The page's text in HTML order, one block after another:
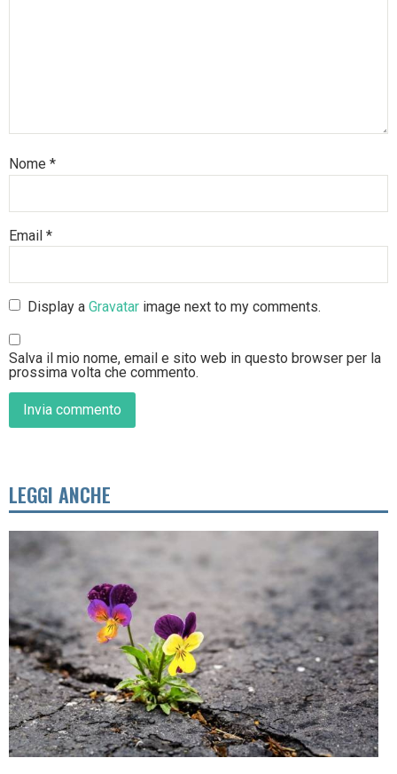
Nome *
Email *
Display aGravatar image next to my comments.
Salva il mio nome, email e sito web in questo browser per la
prossima volta che commento.
LEGGI ANCHE